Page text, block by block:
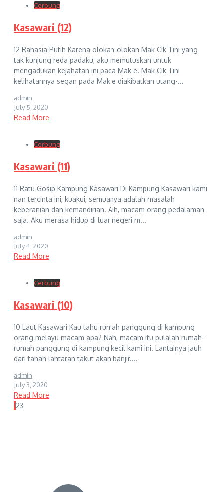
Cerbung
Kasawari (12)
12 Rahasia Putih Karena olokan-olokan Mak Cik Tini yang
tak kunjung reda padaku, aku memutuskan untuk
mengadukan kejahatan ini pada Mak e. Mak Cik Tini
kelihatannya segan pada Mak e diakibatkan utang-...
admin
July 5, 2020
Read More
Cerbung
Kasawari (11)
11 Ratu Gosip Kampung Kasawari Di Kampung Kasawari kami
nan tercinta ini, kuakui, semuanya adalah masalah
keberanian dan kemandirian. Aih, macam orang pedalaman
saja. Aku merasa hidup di luar negeri m...
admin
July 4, 2020
Read More
Cerbung
Kasawari (10)
10 Laut Kasawari Kau tahu rumah panggung di kampung
orang melayu macam apa? Nah, macam itu pulalah rumah-
rumah panggung di kampung kecil kami ini. Lantainya jauh
dari tanah lantaran takut akan banjir....
admin
July 3, 2020
Read More
123